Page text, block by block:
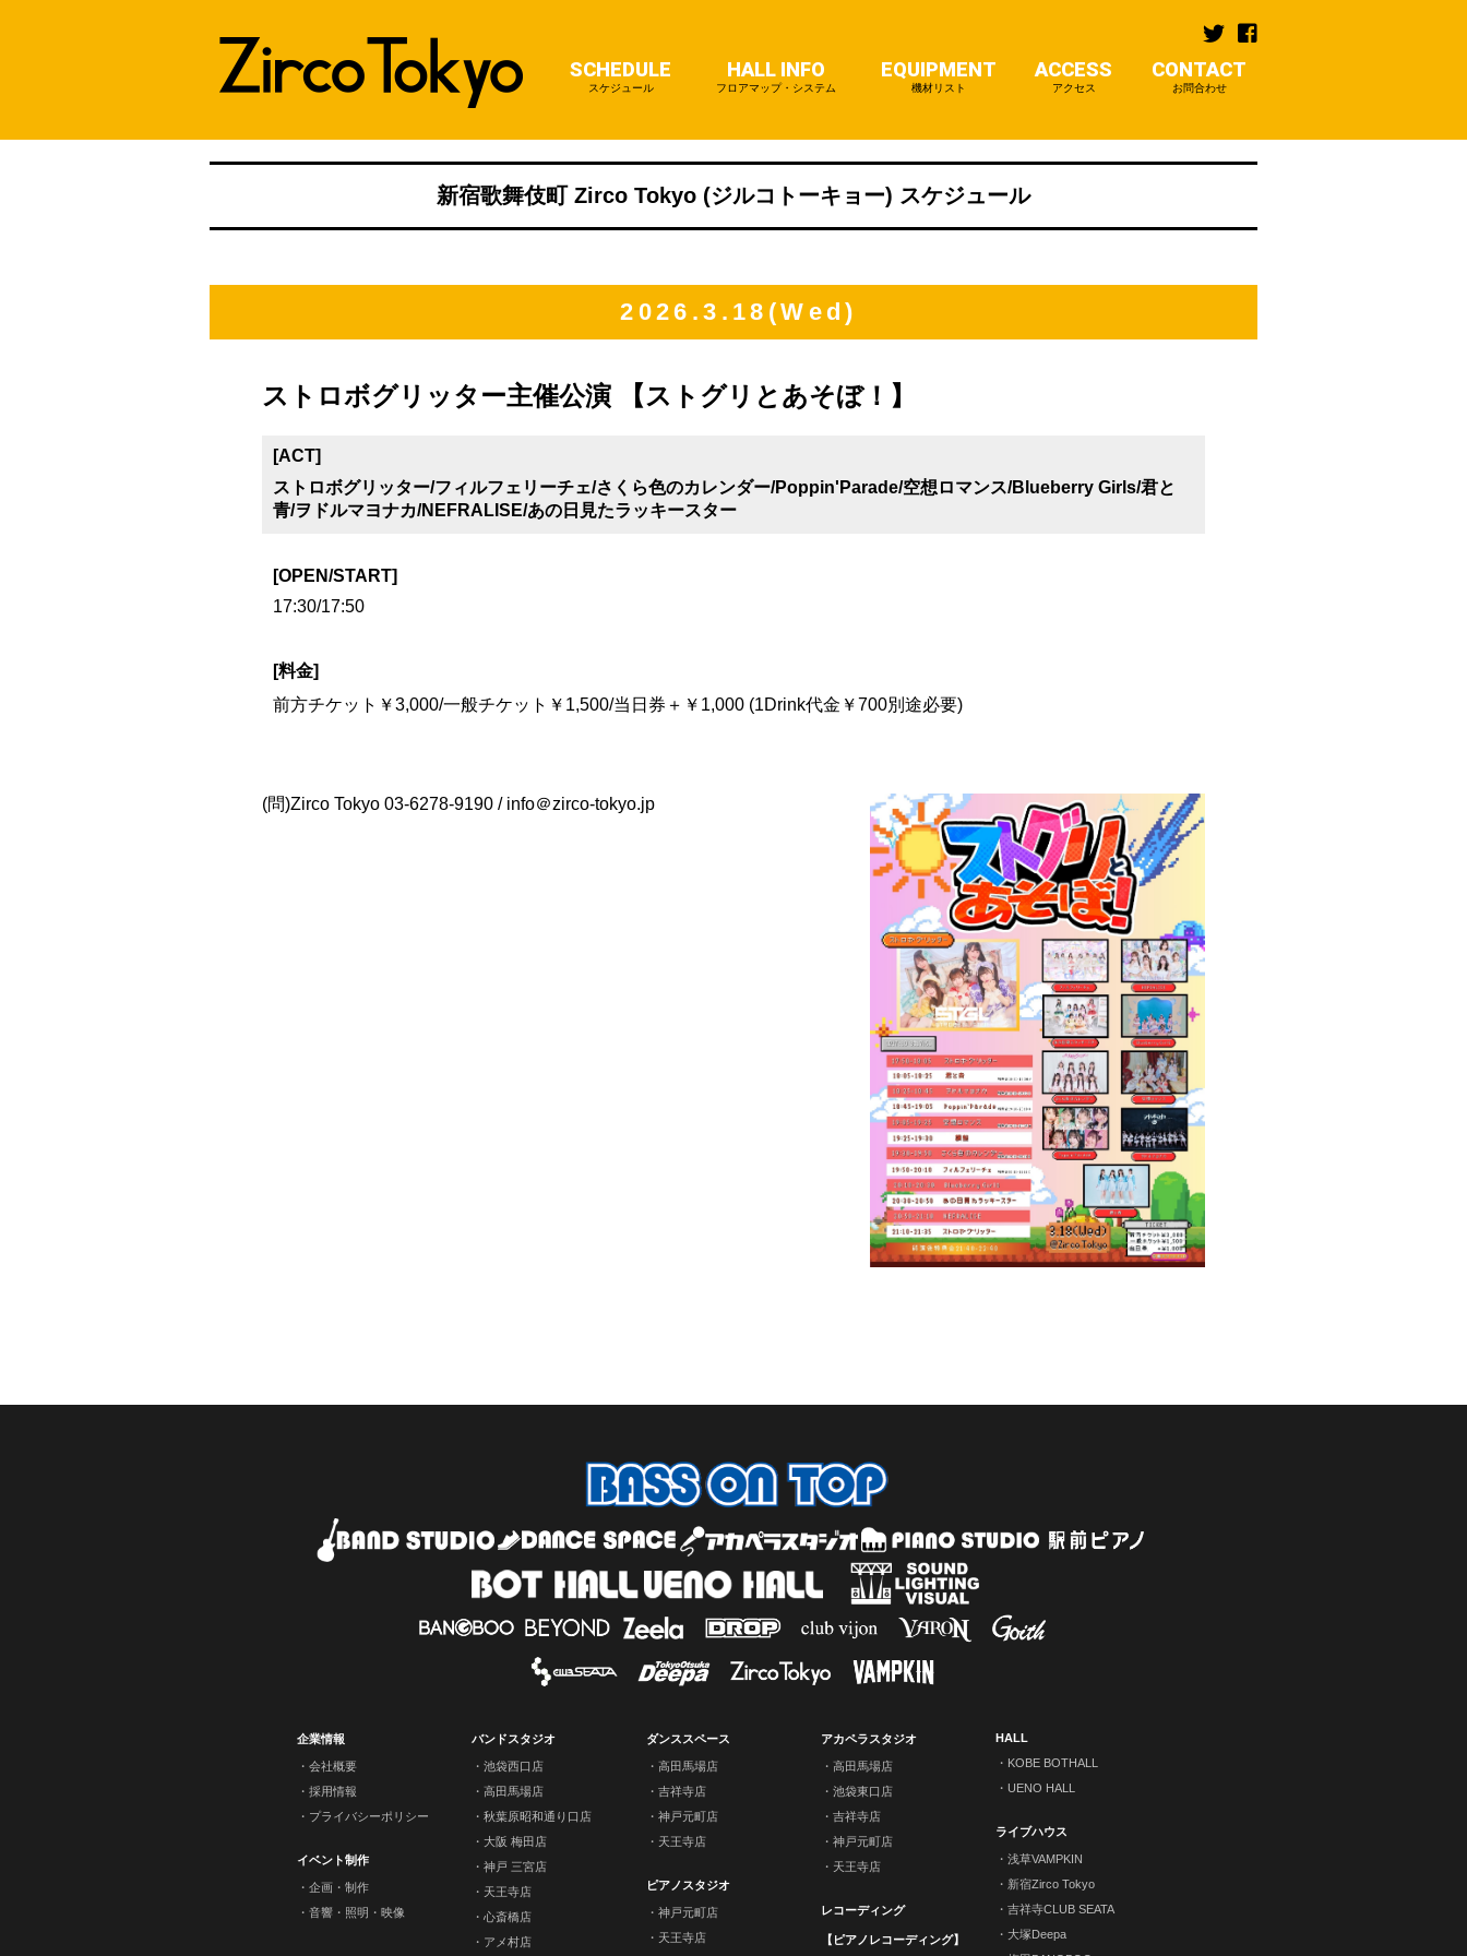
SCHEDULE
スケジュール
HALL INFO
フロアマップ・システム
EQUIPMENT
機材リスト
ACCESS
アクセス
CONTACT
お問合わせ
新宿歌舞伎町 Zirco Tokyo (ジルコトーキョー) スケジュール
2026.3.18(Wed)
ストロボグリッター主催公演 【ストグリとあそぼ！】
[ACT]
ストロボグリッター/フィルフェリーチェ/さくら色のカレンダー/Poppin'Parade/空想ロマンス/Blueberry Girls/君と
青/ヲドルマヨナカ/NEFRALISE/あの日見たラッキースター
[OPEN/START]
17:30/17:50
[料金]
前方チケット￥3,000/一般チケット￥1,500/当日券＋￥1,000 (1Drink代金￥700別途必要)
(問)Zirco Tokyo 03-6278-9190 / info＠zirco-tokyo.jp
企業情報
会社概要
採用情報
プライバシーポリシー
イベント制作
企画・制作
音響・照明・映像
バンドスタジオ
池袋西口店
高田馬場店
秋葉原昭和通り口店
大阪 梅田店
神戸 三宮店
天王寺店
心斎橋店
アメ村店
ダンススペース
高田馬場店
吉祥寺店
神戸元町店
天王寺店
ピアノスタジオ
神戸元町店
天王寺店
アカペラスタジオ
高田馬場店
池袋東口店
吉祥寺店
神戸元町店
天王寺店
レコーディング
【ピアノレコーディング】
HALL
KOBE BOTHALL
UENO HALL
ライブハウス
浅草VAMPKIN
新宿Zirco Tokyo
吉祥寺CLUB SEATA
大塚Deepa